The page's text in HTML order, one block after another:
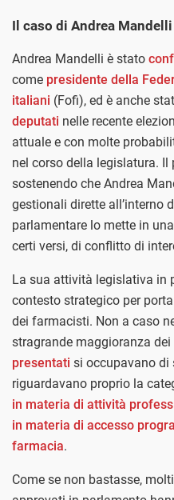
Il caso di Andrea Mandelli
Andrea Mandelli è stato
come presidente della
italiani (Fofi), ed è anche
deputati nelle recente
attuale e con molte
nel corso della legislatura. Il
sostenendo che Andrea
gestionali dirette all’interno
parlamentare lo mette in
certi versi, di conflitto di
La sua attività legislativa in
contesto strategico per
dei farmacisti. Non a caso
stragrande maggioranza dei
presentati si occupavano di
riguardavano proprio la
in materia di attività
in materia di accesso
farmacia.
Come se non bastasse,